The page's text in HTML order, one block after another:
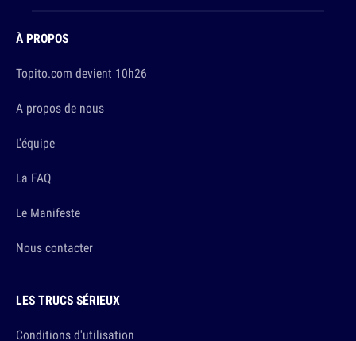
À PROPOS
Topito.com devient 10h26
A propos de nous
L'équipe
La FAQ
Le Manifeste
Nous contacter
LES TRUCS SÉRIEUX
Conditions d'utilisation